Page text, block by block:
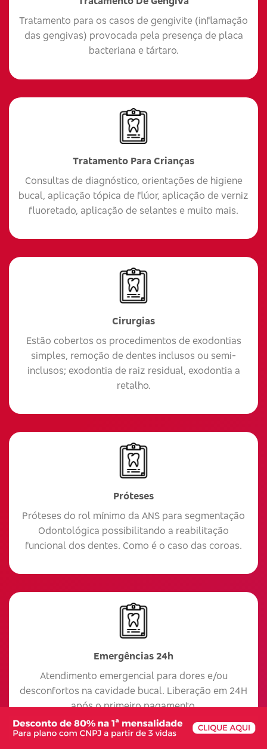
Tratamento para os casos de gengivite (inflamação
das gengivas) provocada pela presença de placa
bacteriana e tártaro.
Tratamento Para Crianças
Consultas de diagnóstico, orientações de higiene
bucal, aplicação tópica de flúor, aplicação de verniz
fluoretado, aplicação de selantes e muito mais.
Cirurgias
Estão cobertos os procedimentos de exodontias
simples, remoção de dentes inclusos ou semi-
inclusos; exodontia de raiz residual, exodontia a
retalho.
Próteses
Próteses do rol mínimo da ANS para segmentação
Odontológica possibilitando a reabilitação
funcional dos dentes. Como é o caso das coroas.
Emergências 24h
Atendimento emergencial para dores e/ou
desconfortos na cavidade bucal. Liberação em 24H
após o primeiro pagamento.